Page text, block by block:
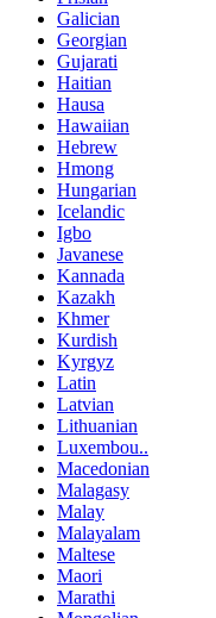
Galician
Georgian
Gujarati
Haitian
Hausa
Hawaiian
Hebrew
Hmong
Hungarian
Icelandic
Igbo
Javanese
Kannada
Kazakh
Khmer
Kurdish
Kyrgyz
Latin
Latvian
Lithuanian
Luxembou..
Macedonian
Malagasy
Malay
Malayalam
Maltese
Maori
Marathi